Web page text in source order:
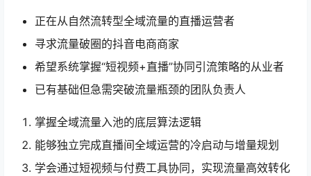
正在从自然流转型全域流量的直播运营者
寻求流量破圈的抖音电商商家
希望系统掌握“短视频+直播”协同引流策略的从业者
已有基础但急需突破流量瓶颈的团队负责人
掌握全域流量入池的底层算法逻辑
能够独立完成直播间全域运营的冷启动与增量规划
学会通过短视频与付费工具协同，实现流量高效转化